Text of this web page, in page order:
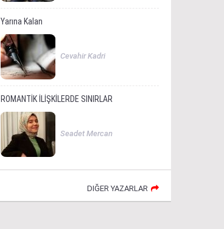
Yarına Kalan
Cevahir Kadri
ROMANTİK İLİŞKİLERDE SINIRLAR
Seadet Mercan
DIĞER YAZARLAR